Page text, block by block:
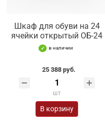
Шкаф для обуви на 24
ячейки открытый ОБ-24
в наличии
25 388 руб.
шт
В корзину